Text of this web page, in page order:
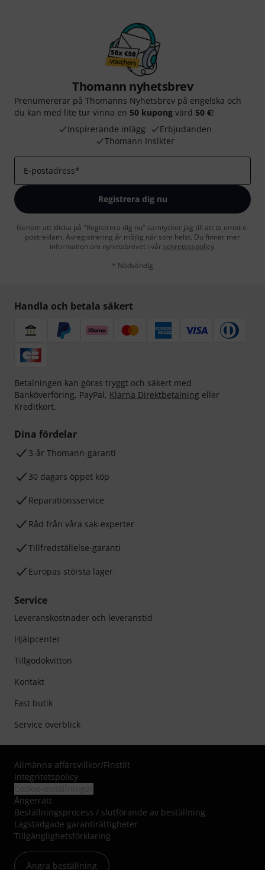
Thomann nyhetsbrev
Prenumererar på Thomanns Nyhetsbrev på engelska och
du kan med lite tur vinna en 50 kupong värd 50 €!
Inspirerande inlägg
Erbjudanden
Thomann Insikter
E-postadress*
Registrera dig nu
Genom att klicka på "Registrera dig nu" samtycker jag till att ta emot e-
postreklam. Avregistrering är möjlig när som helst. Du finner mer
information om nyhetsbrevet i vår sekretesspolicy.
* Nödvändig
Handla och betala säkert
Betalningen kan göras tryggt och säkert med
Banköverföring, PayPal, Klarna Direktbetalning eller
Kreditkort.
Dina fördelar
3-år Thomann-garanti
30 dagars öppet köp
Reparationsservice
Råd från våra sak-experter
Tillfredställelse-garanti
Europas största lager
Service
Leveranskostnader och leveranstid
Hjälpcenter
Tillgodokvitton
Kontakt
Fast butik
Service överblick
Allmänna affärsvillkor/Finstilt
Integritetspolicy
Ångerrätt
Beställningsprocess / slutförande av beställning
Lagstadgade garantirättigheter
Tillgänglighetsförklaring
Ångra beställning